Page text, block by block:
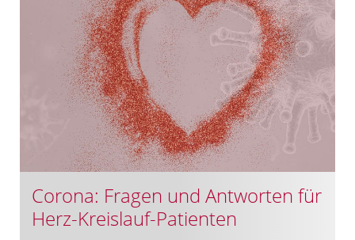
Corona: Fragen und Antworten für
Herz-Kreislauf-Patienten